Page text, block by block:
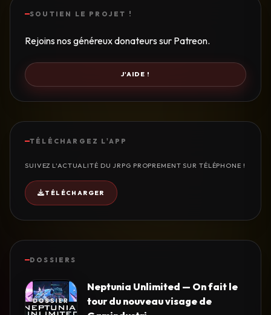
SOUTIEN LE PROJET !
Rejoins nos généreux donateurs sur Patreon.
J'AIDE !
TÉLÉCHARGEZ L'APP
SUIVEZ L'ACTUALITÉ DU JRPG PROPREMENT SUR TÉLÉPHONE !
TÉLÉCHARGER
DOSSIERS
Neptunia Unlimited — On fait le
tour du nouveau visage de